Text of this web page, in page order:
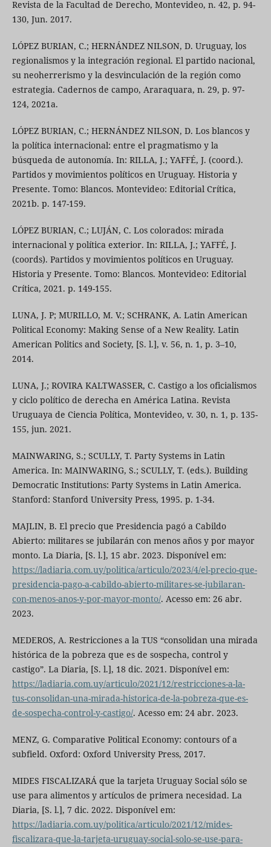
Revista de la Facultad de Derecho, Montevideo, n. 42, p. 94-
130, Jun. 2017.
LÓPEZ BURIAN, C.; HERNÁNDEZ NILSON, D. Uruguay, los
regionalismos y la integración regional. El partido nacional,
su neoherrerismo y la desvinculación de la región como
estrategia. Cadernos de campo, Araraquara, n. 29, p. 97-
124, 2021a.
LÓPEZ BURIAN, C.; HERNÁNDEZ NILSON, D. Los blancos y
la política internacional: entre el pragmatismo y la
búsqueda de autonomía. In: RILLA, J.; YAFFÉ, J. (coord.).
Partidos y movimientos políticos en Uruguay. Historia y
Presente. Tomo: Blancos. Montevideo: Editorial Crítica,
2021b. p. 147-159.
LÓPEZ BURIAN, C.; LUJÁN, C. Los colorados: mirada
internacional y política exterior. In: RILLA, J.; YAFFÉ, J.
(coords). Partidos y movimientos políticos en Uruguay.
Historia y Presente. Tomo: Blancos. Montevideo: Editorial
Crítica, 2021. p. 149-155.
LUNA, J. P; MURILLO, M. V.; SCHRANK, A. Latin American
Political Economy: Making Sense of a New Reality. Latin
American Politics and Society, [S. l.], v. 56, n. 1, p. 3–10,
2014.
LUNA, J.; ROVIRA KALTWASSER, C. Castigo a los oficialismos
y ciclo político de derecha en América Latina. Revista
Uruguaya de Ciencia Política, Montevideo, v. 30, n. 1, p. 135-
155, jun. 2021.
MAINWARING, S.; SCULLY, T. Party Systems in Latin
America. In: MAINWARING, S.; SCULLY, T. (eds.). Building
Democratic Institutions: Party Systems in Latin America.
Stanford: Stanford University Press, 1995. p. 1-34.
MAJLIN, B. El precio que Presidencia pagó a Cabildo
Abierto: militares se jubilarán con menos años y por mayor
monto. La Diaria, [S. l.], 15 abr. 2023. Disponível em:
https://ladiaria.com.uy/politica/articulo/2023/4/el-precio-que-
presidencia-pago-a-cabildo-abierto-militares-se-jubilaran-
con-menos-anos-y-por-mayor-monto/. Acesso em: 26 abr.
2023.
MEDEROS, A. Restricciones a la TUS “consolidan una mirada
histórica de la pobreza que es de sospecha, control y
castigo”. La Diaria, [S. l.], 18 dic. 2021. Disponível em:
https://ladiaria.com.uy/articulo/2021/12/restricciones-a-la-
tus-consolidan-una-mirada-historica-de-la-pobreza-que-es-
de-sospecha-control-y-castigo/. Acesso em: 24 abr. 2023.
MENZ, G. Comparative Political Economy: contours of a
subfield. Oxford: Oxford University Press, 2017.
MIDES FISCALIZARÁ que la tarjeta Uruguay Social sólo se
use para alimentos y artículos de primera necesidad. La
Diaria, [S. l.], 7 dic. 2022. Disponível em:
https://ladiaria.com.uy/politica/articulo/2021/12/mides-
fiscalizara-que-la-tarjeta-uruguay-social-solo-se-use-para-